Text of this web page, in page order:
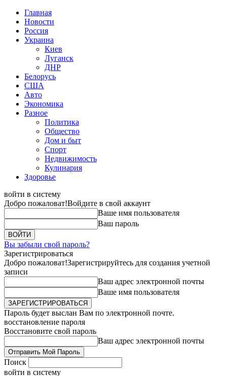
Главная
Новости
Россия
Украина
Киев
Луганск
ДНР
Белорусь
США
Авто
Экономика
Разное
Политика
Общество
Дом и быт
Спорт
Недвижимость
Кулинария
Здоровье
войти в систему
Добро пожаловат!Войдите в свой аккаунт
Ваше имя пользователя
Ваш пароль
Вы забыли свой пароль?
Зарегистрироваться
Добро пожаловат!Зарегистрируйтесь для создания учетной
записи
Ваш адрес электронной почты
Ваше имя пользователя
Пароль будет выслан Вам по электронной почте.
восстановление пароля
Восстановите свой пароль
Ваш адрес электронной почты
Поиск
войти в систему